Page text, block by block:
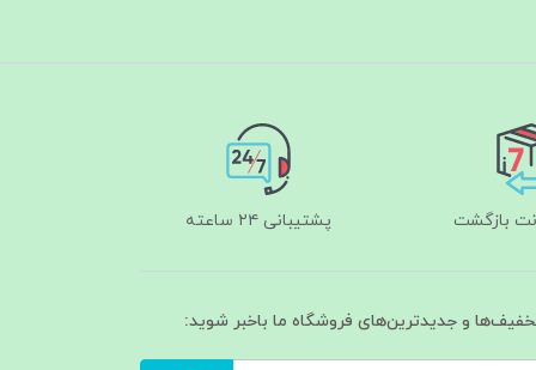
پشتیبانی ۲۴ ساعته
و جدیدترین‌های فروشگاه ما باخبر شوید: